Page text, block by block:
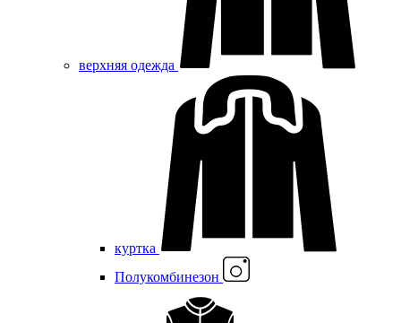
верхняя одежда
куртка
Полукомбинезон